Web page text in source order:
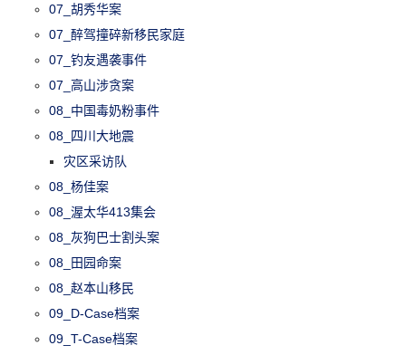
07_胡秀华案
07_醉驾撞碎新移民家庭
07_钓友遇袭事件
07_高山涉贪案
08_中国毒奶粉事件
08_四川大地震
灾区采访队
08_杨佳案
08_渥太华413集会
08_灰狗巴士割头案
08_田园命案
08_赵本山移民
09_D-Case档案
09_T-Case档案